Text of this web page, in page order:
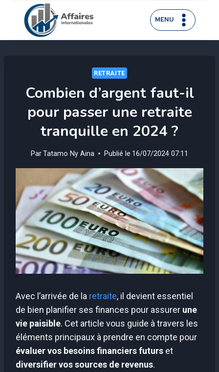
contenu
MENU
RETRAITE
Combien d’argent faut-il
pour passer une retraite
tranquille en 2024 ?
ParTatamo Ny Aina Publié le 16/07/2024 07:11
Avec l’arrivée de la retraite, il devient essentiel
de bien planifier ses finances pour assurer une
vie paisible. Cet article vous guide à travers les
éléments principaux à prendre en compte pour
évaluer vos besoins financiers futurs et
diversifier vos sources de revenus.